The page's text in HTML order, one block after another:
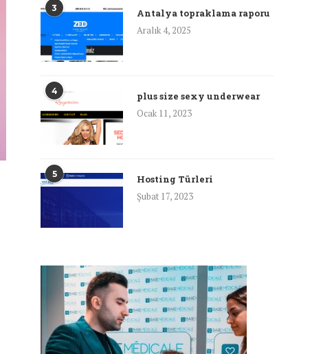
3
Antalya topraklama raporu
Aralık 4, 2025
4
plus size sexy underwear
Ocak 11, 2023
5
Hosting Türleri
Şubat 17, 2023